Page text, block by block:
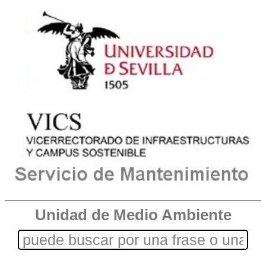
Unidad de Medio Ambiente